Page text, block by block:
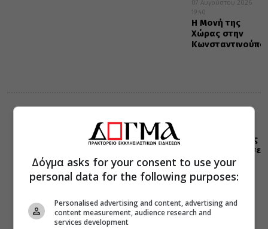
07 Αυγούστου 2026
19:40
Η Μονή της
Χώρας στην
Η “Κιβωτός της
Ορθοδοξίας” σε
όλα τα
περίπτερα
Δόγμα asks for your consent to use your
personal data for the following purposes:
Personalised advertising and content, advertising and
content measurement, audience research and
services development